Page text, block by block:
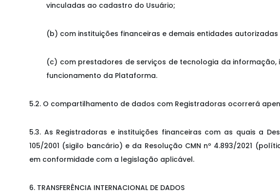
vinculadas ao cadastro do Usuário;
(b) com instituições financeiras e demais entidades
(c) com prestadores de serviços de tecnologia da
funcionamento da Plataforma.
5.2. O compartilhamento de dados com Registradoras ocorrerá
5.3. As Registradoras e instituições financeiras com as quais a
105/2001 (sigilo bancário) e da Resolução CMN nº 4.893/2021
em conformidade com a legislação aplicável.
6. TRANSFERÊNCIA INTERNACIONAL DE DADOS